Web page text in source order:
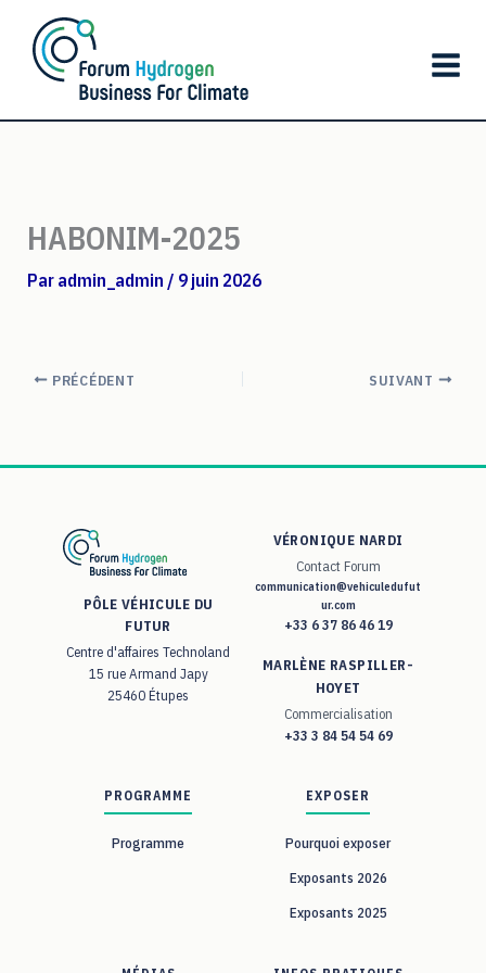
contenu
HABONIM-2025
Paradmin_admin / 9 juin 2026
PRÉCÉDENT SUIVANT
PÔLE VÉHICULE DU
FUTUR
Centre d'affaires Technoland
15 rue Armand Japy
25460 Étupes
PROGRAMME
Programme
EXPOSER
Pourquoi exposer
Exposants 2026
Exposants 2025
VÉRONIQUE NARDI
Contact Forum
communication@vehiculedufut
ur.com
+33 6 37 86 46 19
MARLÈNE RASPILLER-
HOYET
Commercialisation
+33 3 84 54 54 69